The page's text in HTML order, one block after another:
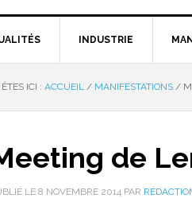
INDUSTRIE
ICI : ACCUEIL / MANIFESTATIONS /
de
LE 8 NOVEMBRE 2014 PAR